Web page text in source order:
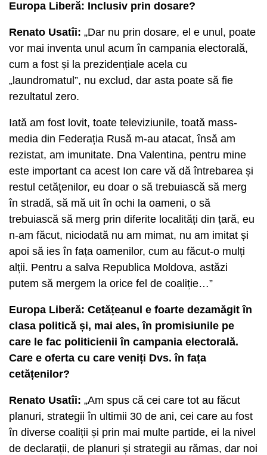
Europa Liberă: Inclusiv prin dosare?
Renato Usatîi: „Dar nu prin dosare, el e unul, poate
vor mai inventa unul acum în campania electorală,
cum a fost și la prezidențiale acela cu
„laundromatul”, nu exclud, dar asta poate să fie
rezultatul zero.
Iată am fost lovit, toate televiziunile, toată mass-
media din Federația Rusă m-au atacat, însă am
rezistat, am imunitate. Dna Valentina, pentru mine
este important ca acest Ion care vă dă întrebarea și
restul cetățenilor, eu doar o să trebuiască să merg
în stradă, să mă uit în ochi la oameni, o să
trebuiască să merg prin diferite localități din țară, eu
n-am făcut, niciodată nu am mimat, nu am imitat și
apoi să ies în fața oamenilor, cum au făcut-o mulți
alții. Pentru a salva Republica Moldova, astăzi
putem să mergem la orice fel de coaliție…”
Europa Liberă: Cetățeanul e foarte dezamăgit în
clasa politică și, mai ales, în promisiunile pe
care le fac politicienii în campania electorală.
Care e oferta cu care veniți Dvs. în fața
cetățenilor?
Renato Usatîi: „Am spus că cei care tot au făcut
planuri, strategii în ultimii 30 de ani, cei care au fost
în diverse coaliții și prin mai multe partide, ei la nivel
de declarații, de planuri și strategii au rămas, dar noi